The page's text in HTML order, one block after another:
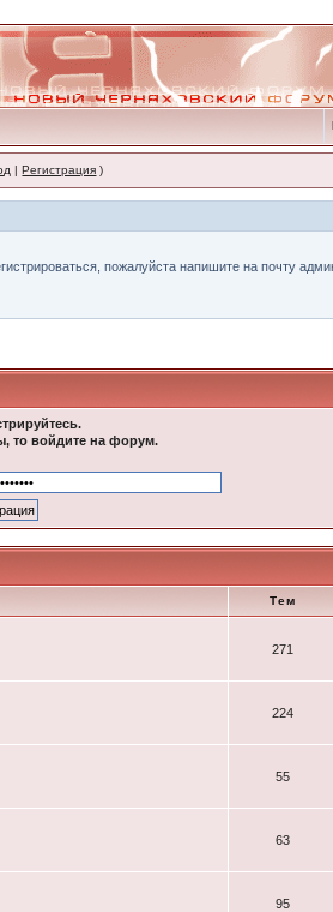
|Регистрация )
пожалуйста напишите на почту
то войдите на форум.
Тем
271
224
55
63
95